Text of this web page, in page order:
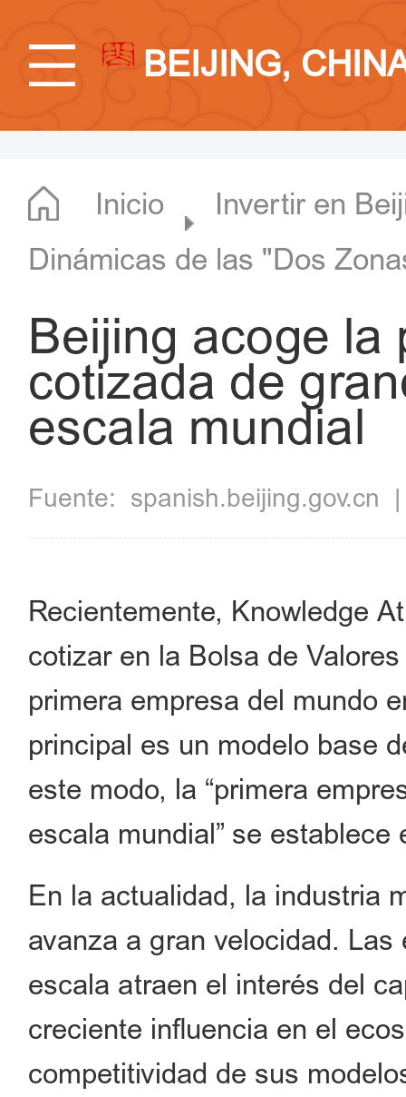
BEIJING,
Inicio
Invertir en
Dinámicas de las "Dos
Beijing acoge la
cotizada de
escala mundial
Fuente: spanish.beijing.gov.cn
Recientemente, Knowledge
cotizar en la Bolsa de
primera empresa del mundo
principal es un modelo base
este modo, la “primera
escala mundial” se establece
En la actualidad, la industria
avanza a gran velocidad.
escala atraen el interés del
creciente influencia en el
competitividad de sus